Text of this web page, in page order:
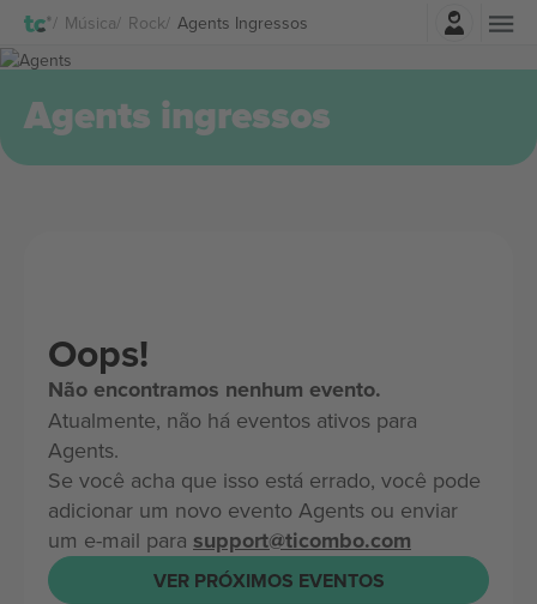
Música Rock Agents Ingressos
Agents ingressos
Oops!
Não encontramos nenhum evento.
Atualmente, não há eventos ativos para
Agents.
Se você acha que isso está errado, você pode
adicionar um novo evento Agents ou enviar
um e-mail para support@ticombo.com
VER PRÓXIMOS EVENTOS